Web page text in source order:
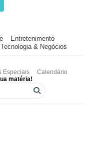
Entretenimento
Tecnologia & Negócios
Especiais
Calendário
matéria!